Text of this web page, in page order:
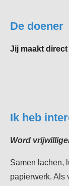
De doener
Jij maakt
Ik heb
Word
Samen lachen,
papierwerk. Als